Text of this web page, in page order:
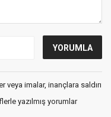
imalar, inançlara saldırı
yazılmış yorumlar